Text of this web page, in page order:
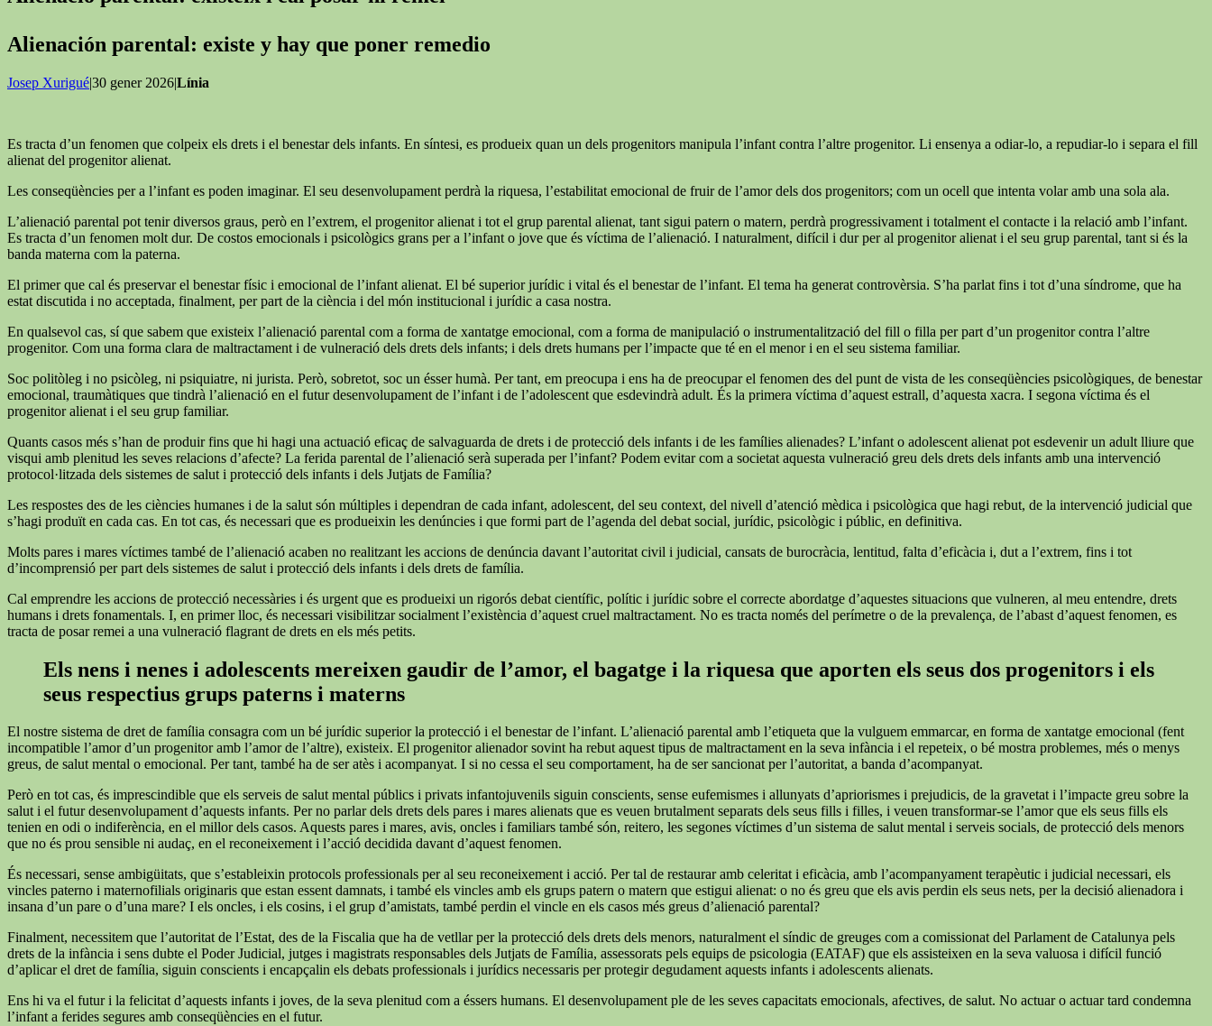
Alienación parental: existe y hay que poner remedio
Josep Xurigué|30 gener 2026|Línia
Es tracta d’un fenomen que colpeix els drets i el benestar dels infants. En síntesi, es produeix quan un dels progenitors manipula l’infant contra l’altre progenitor. Li ensenya a odiar-lo, a repudiar-lo i separa el fill
alienat del progenitor alienat.
Les conseqüències per a l’infant es poden imaginar. El seu desenvolupament perdrà la riquesa, l’estabilitat emocional de fruir de l’amor dels dos progenitors; com un ocell que intenta volar amb una sola ala.
L’alienació parental pot tenir diversos graus, però en l’extrem, el progenitor alienat i tot el grup parental alienat, tant sigui patern o matern, perdrà progressivament i totalment el contacte i la relació amb l’infant.
Es tracta d’un fenomen molt dur. De costos emocionals i psicològics grans per a l’infant o jove que és víctima de l’alienació. I naturalment, difícil i dur per al progenitor alienat i el seu grup parental, tant si és la
banda materna com la paterna.
El primer que cal és preservar el benestar físic i emocional de l’infant alienat. El bé superior jurídic i vital és el benestar de l’infant. El tema ha generat controvèrsia. S’ha parlat fins i tot d’una síndrome, que ha
estat discutida i no acceptada, finalment, per part de la ciència i del món institucional i jurídic a casa nostra.
En qualsevol cas, sí que sabem que existeix l’alienació parental com a forma de xantatge emocional, com a forma de manipulació o instrumentalització del fill o filla per part d’un progenitor contra l’altre
progenitor. Com una forma clara de maltractament i de vulneració dels drets dels infants; i dels drets humans per l’impacte que té en el menor i en el seu sistema familiar.
Soc politòleg i no psicòleg, ni psiquiatre, ni jurista. Però, sobretot, soc un ésser humà. Per tant, em preocupa i ens ha de preocupar el fenomen des del punt de vista de les conseqüències psicològiques, de benestar
emocional, traumàtiques que tindrà l’alienació en el futur desenvolupament de l’infant i de l’adolescent que esdevindrà adult. És la primera víctima d’aquest estrall, d’aquesta xacra. I segona víctima és el
progenitor alienat i el seu grup familiar.
Quants casos més s’han de produir fins que hi hagi una actuació eficaç de salvaguarda de drets i de protecció dels infants i de les famílies alienades? L’infant o adolescent alienat pot esdevenir un adult lliure que
visqui amb plenitud les seves relacions d’afecte? La ferida parental de l’alienació serà superada per l’infant? Podem evitar com a societat aquesta vulneració greu dels drets dels infants amb una intervenció
protocol·litzada dels sistemes de salut i protecció dels infants i dels Jutjats de Família?
Les respostes des de les ciències humanes i de la salut són múltiples i dependran de cada infant, adolescent, del seu context, del nivell d’atenció mèdica i psicològica que hagi rebut, de la intervenció judicial que
s’hagi produït en cada cas. En tot cas, és necessari que es produeixin les denúncies i que formi part de l’agenda del debat social, jurídic, psicològic i públic, en definitiva.
Molts pares i mares víctimes també de l’alienació acaben no realitzant les accions de denúncia davant l’autoritat civil i judicial, cansats de burocràcia, lentitud, falta d’eficàcia i, dut a l’extrem, fins i tot
d’incomprensió per part dels sistemes de salut i protecció dels infants i dels drets de família.
Cal emprendre les accions de protecció necessàries i és urgent que es produeixi un rigorós debat científic, polític i jurídic sobre el correcte abordatge d’aquestes situacions que vulneren, al meu entendre, drets
humans i drets fonamentals. I, en primer lloc, és necessari visibilitzar socialment l’existència d’aquest cruel maltractament. No es tracta només del perímetre o de la prevalença, de l’abast d’aquest fenomen, es
tracta de posar remei a una vulneració flagrant de drets en els més petits.
Els nens i nenes i adolescents mereixen gaudir de l’amor, el bagatge i la riquesa que aporten els seus dos progenitors i els
seus respectius grups paterns i materns
El nostre sistema de dret de família consagra com un bé jurídic superior la protecció i el benestar de l’infant. L’alienació parental amb l’etiqueta que la vulguem emmarcar, en forma de xantatge emocional (fent
incompatible l’amor d’un progenitor amb l’amor de l’altre), existeix. El progenitor alienador sovint ha rebut aquest tipus de maltractament en la seva infància i el repeteix, o bé mostra problemes, més o menys
greus, de salut mental o emocional. Per tant, també ha de ser atès i acompanyat. I si no cessa el seu comportament, ha de ser sancionat per l’autoritat, a banda d’acompanyat.
Però en tot cas, és imprescindible que els serveis de salut mental públics i privats infantojuvenils siguin conscients, sense eufemismes i allunyats d’apriorismes i prejudicis, de la gravetat i l’impacte greu sobre la
salut i el futur desenvolupament d’aquests infants. Per no parlar dels drets dels pares i mares alienats que es veuen brutalment separats dels seus fills i filles, i veuen transformar-se l’amor que els seus fills els
tenien en odi o indiferència, en el millor dels casos. Aquests pares i mares, avis, oncles i familiars també són, reitero, les segones víctimes d’un sistema de salut mental i serveis socials, de protecció dels menors
que no és prou sensible ni audaç, en el reconeixement i l’acció decidida davant d’aquest fenomen.
És necessari, sense ambigüitats, que s’estableixin protocols professionals per al seu reconeixement i acció. Per tal de restaurar amb celeritat i eficàcia, amb l’acompanyament terapèutic i judicial necessari, els
vincles paterno i maternofilials originaris que estan essent damnats, i també els vincles amb els grups patern o matern que estigui alienat: o no és greu que els avis perdin els seus nets, per la decisió alienadora i
insana d’un pare o d’una mare? I els oncles, i els cosins, i el grup d’amistats, també perdin el vincle en els casos més greus d’alienació parental?
Finalment, necessitem que l’autoritat de l’Estat, des de la Fiscalia que ha de vetllar per la protecció dels drets dels menors, naturalment el síndic de greuges com a comissionat del Parlament de Catalunya pels
drets de la infància i sens dubte el Poder Judicial, jutges i magistrats responsables dels Jutjats de Família, assessorats pels equips de psicologia (EATAF) que els assisteixen en la seva valuosa i difícil funció
d’aplicar el dret de família, siguin conscients i encapçalin els debats professionals i jurídics necessaris per protegir degudament aquests infants i adolescents alienats.
Ens hi va el futur i la felicitat d’aquests infants i joves, de la seva plenitud com a éssers humans. El desenvolupament ple de les seves capacitats emocionals, afectives, de salut. No actuar o actuar tard condemna
l’infant a ferides segures amb conseqüències en el futur.